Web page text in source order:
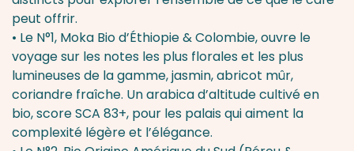
peut offrir.
• Le N°1, Moka Bio d’Éthiopie & Colombie, ouvre le
voyage sur les notes les plus florales et les plus
lumineuses de la gamme, jasmin, abricot mûr,
coriandre fraîche. Un arabica d’altitude cultivé en
bio, score SCA 83+, pour les palais qui aiment la
complexité légère et l’élégance.